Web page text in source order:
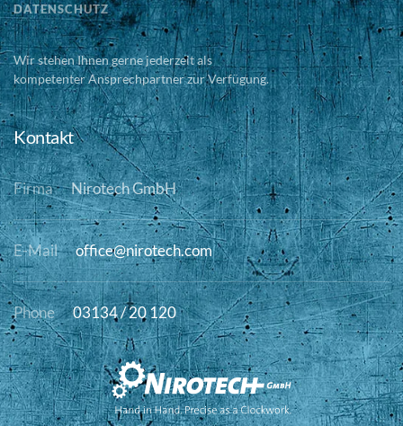
DATENSCHUTZ
Wir stehen Ihnen gerne jederzeit als
kompetenter Ansprechpartner zur Verfügung.
Kontakt
Firma Nirotech GmbH
E-Mail office@nirotech.com
Phone 03134 / 20 120